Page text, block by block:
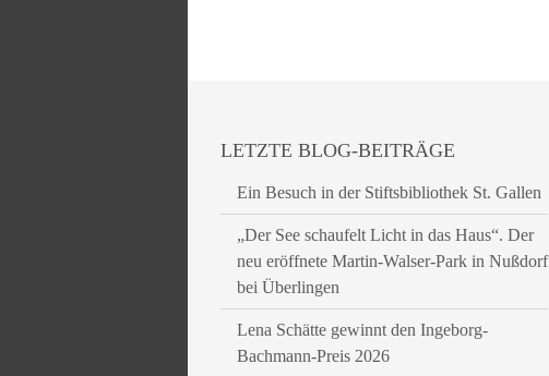
LETZTE BLOG-BEITRÄGE
Ein Besuch in der Stiftsbibliothek St. Gallen
„Der See schaufelt Licht in das Haus“. Der
neu eröffnete Martin-Walser-Park in Nußdorf
bei Überlingen
Lena Schätte gewinnt den Ingeborg-
Bachmann-Preis 2026